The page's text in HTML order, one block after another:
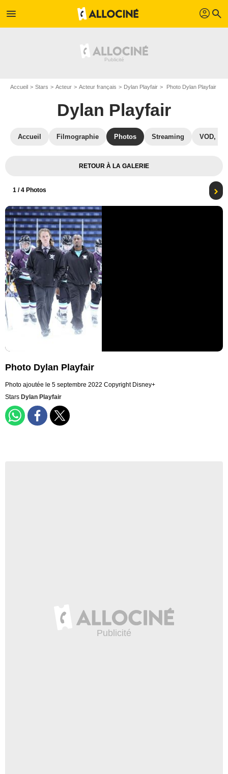
menu profil search
Accueil Stars Acteur Acteur français Dylan Playfair Photo Dylan Playfair
Dylan Playfair
Accueil Filmographie Photos Streaming VOD,
RETOUR À LA GALERIE
1 / 4 Photos
Photo Dylan Playfair
Photo ajoutée le 5 septembre 2022 Copyright Disney+
Stars Dylan Playfair